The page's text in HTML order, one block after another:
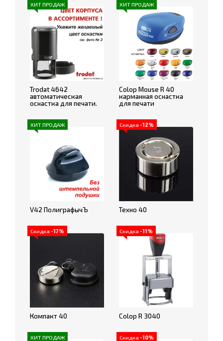
ХИТ ПРОДАЖ
Trodat 4642
автоматическая
оснастка для печати.
ХИТ ПРОДАЖ
Colop Mouse R 40
карманная оснастка
для печати
ХИТ ПРОДАЖ
V42 ПолиграфычЪ
Скидка -12%
Техно 40
Скидка -17%
Компакт 40
Скидка -11%
Colop R 3040
ХИТ ПРОДАЖ Скидка -10%